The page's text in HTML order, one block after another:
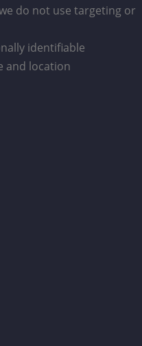
do not use targeting or
identifiable
and location